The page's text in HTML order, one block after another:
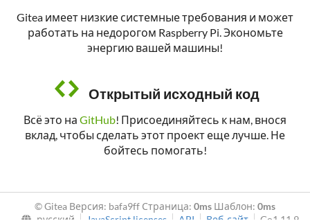
Gitea имеет низкие системные требования и может
работать на недорогом Raspberry Pi. Экономьте
энергию вашей машины!
Открытый исходный код
Всё это на GitHub! Присоединяйтесь к нам, внося
вклад, чтобы сделать этот проект еще лучше. Не
бойтесь помогать!
© Gitea Версия: bafa9ff Страница: 0ms Шаблон: 0ms